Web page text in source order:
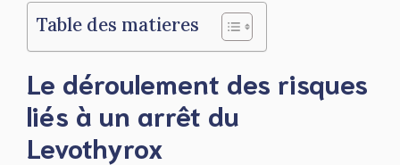
Table des matieres
Le déroulement des risques
liés à un arrêt du
Levothyrox